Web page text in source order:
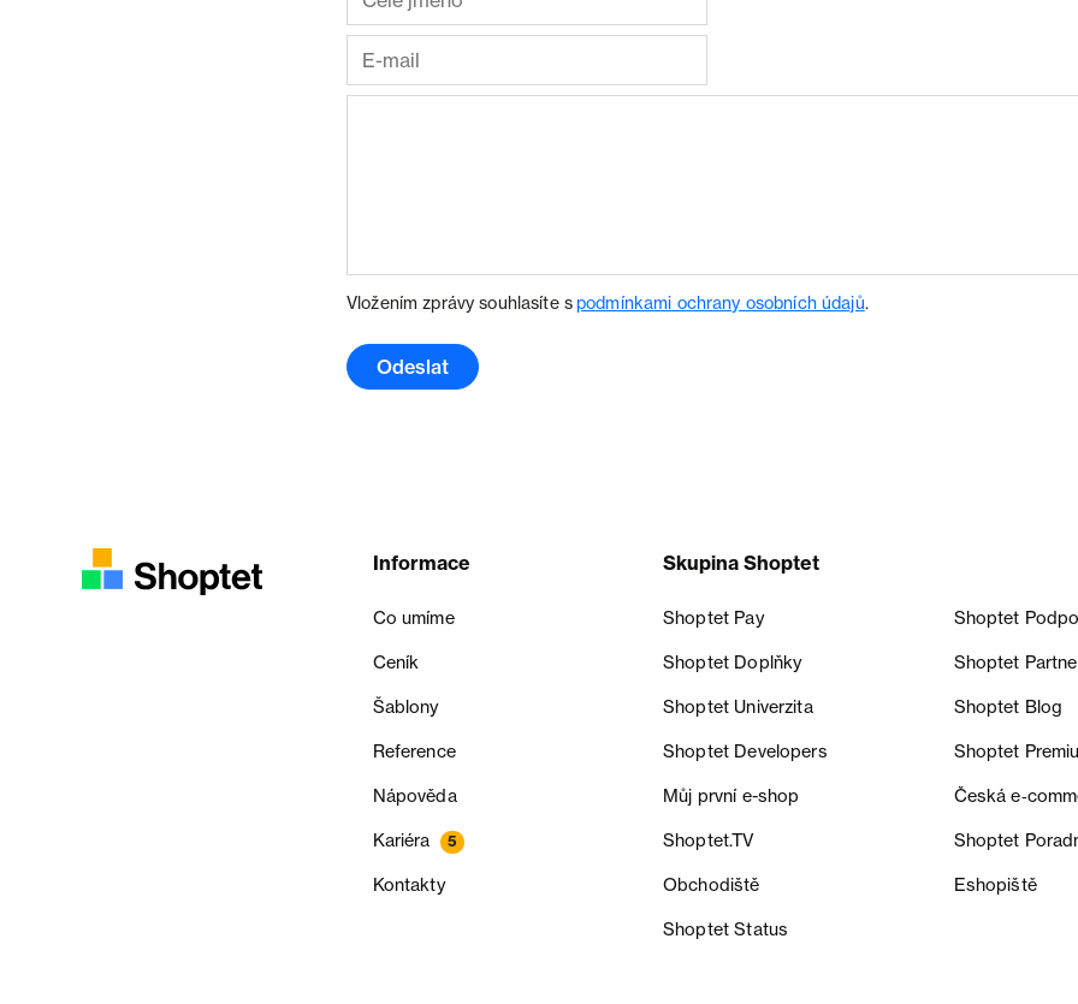
Vložením zprávy souhlasíte spodmínkami ochrany osobních údajů.
Odeslat
Informace
Co umíme
Ceník
Šablony
Reference
Nápověda
Kariéra 5
Kontakty
Skupina Shoptet
Shoptet Pay Shoptet
Shoptet Doplňky Shoptet
Shoptet Univerzita Shoptet Blog
Shoptet Developers Shoptet
Můj první e-shop Česká
Shoptet.TV Shoptet
Obchodiště Eshopiště
Shoptet Status